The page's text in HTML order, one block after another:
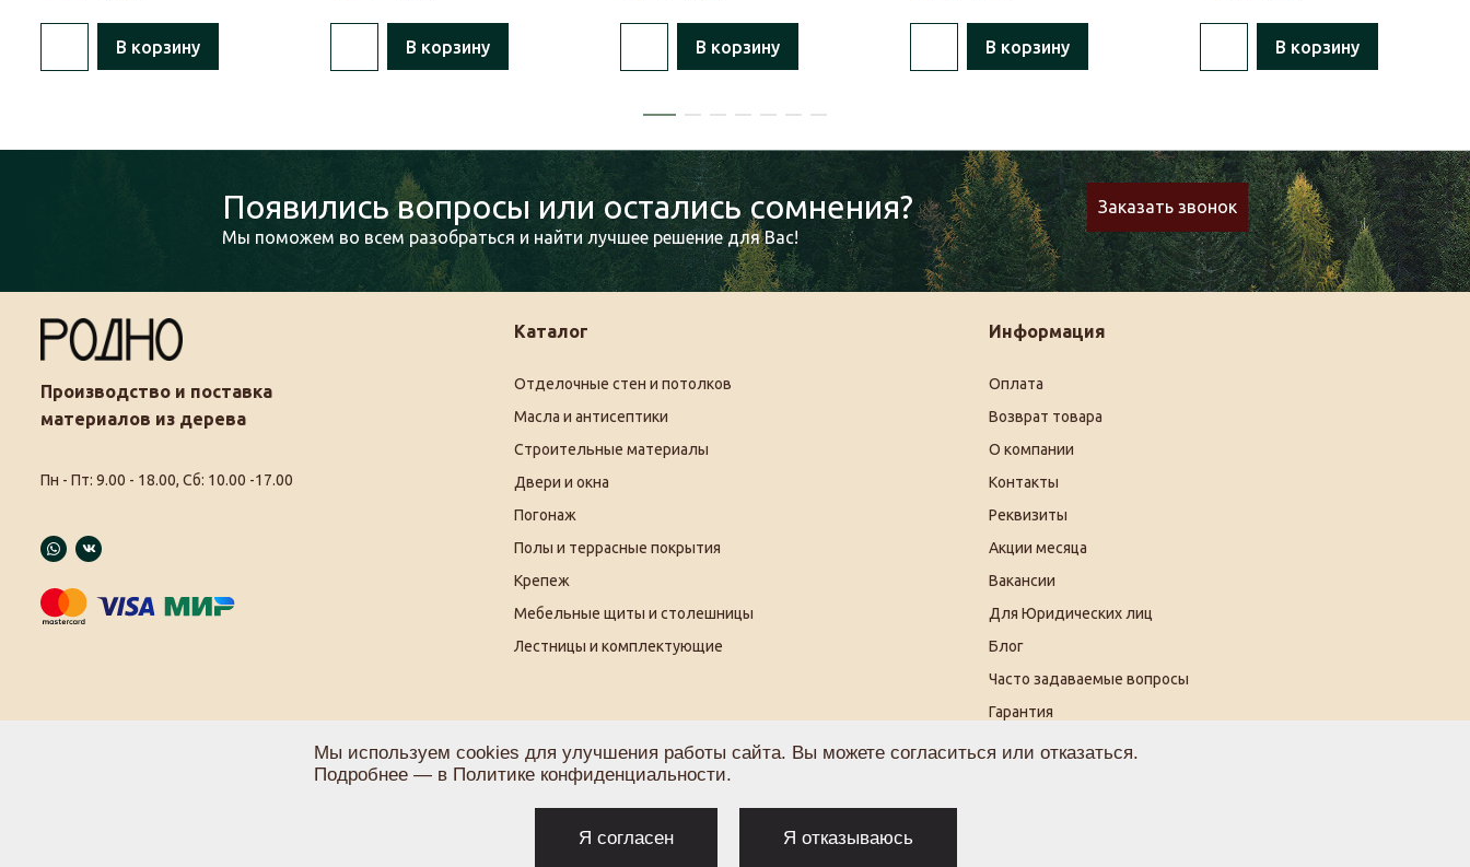
В корзину В корзину В корзину В корзину В корзину
Появились вопросы или остались сомнения?
Мы поможем во всем разобраться и найти лучшее решение для Вас!
Заказать звонок
Производство и поставка
материалов из дерева
Пн - Пт: 9.00 - 18.00, Сб: 10.00 -17.00
Каталог
Отделочные стен и потолков
Масла и антисептики
Строительные материалы
Двери и окна
Погонаж
Полы и террасные покрытия
Крепеж
Мебельные щиты и столешницы
Лестницы и комплектующие
Информация
Оплата
Возврат товара
О компании
Контакты
Реквизиты
Акции месяца
Вакансии
Для Юридических лиц
Блог
Часто задаваемые вопросы
Гарантия
Мы используем cookies для улучшения работы сайта. Вы можете согласиться или отказаться.
Подробнее — в Политике конфиденциальности.
Я согласен Я отказываюсь